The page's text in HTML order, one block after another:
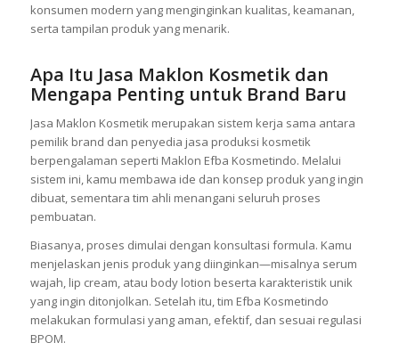
konsumen modern yang menginginkan kualitas, keamanan,
serta tampilan produk yang menarik.
Apa Itu Jasa Maklon Kosmetik dan
Mengapa Penting untuk Brand Baru
Jasa Maklon Kosmetik merupakan sistem kerja sama antara
pemilik brand dan penyedia jasa produksi kosmetik
berpengalaman seperti Maklon Efba Kosmetindo. Melalui
sistem ini, kamu membawa ide dan konsep produk yang ingin
dibuat, sementara tim ahli menangani seluruh proses
pembuatan.
Biasanya, proses dimulai dengan konsultasi formula. Kamu
menjelaskan jenis produk yang diinginkan—misalnya serum
wajah, lip cream, atau body lotion beserta karakteristik unik
yang ingin ditonjolkan. Setelah itu, tim Efba Kosmetindo
melakukan formulasi yang aman, efektif, dan sesuai regulasi
BPOM.